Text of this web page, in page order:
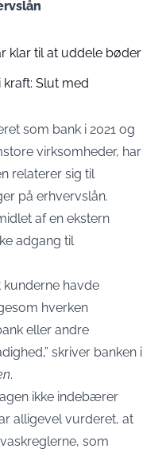
klar til at uddele bøder
Slut med
som bank i 2021 og
virksomheder, har
relaterer sig til
på erhvervslån.
af en ekstern
adgang til
kunderne havde
hverken
eller andre
skriver banken i
.
ikke indebærer
alligevel vurderet, at
som